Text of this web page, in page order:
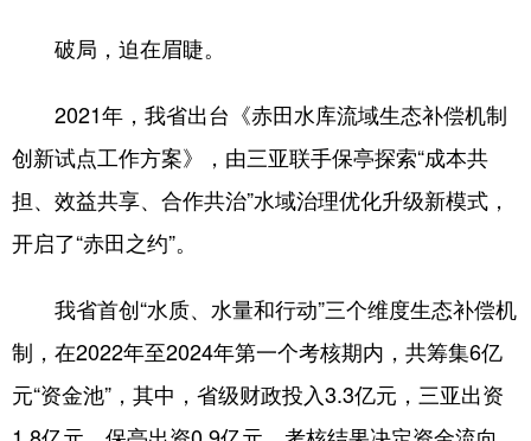
破局，迫在眉睫。
2021年，我省出台《赤田水库流域生态补偿机制
创新试点工作方案》，由三亚联手保亭探索“成本共
担、效益共享、合作共治”水域治理优化升级新模式，
开启了“赤田之约”。
我省首创“水质、水量和行动”三个维度生态补偿机
制，在2022年至2024年第一个考核期内，共筹集6亿
元“资金池”，其中，省级财政投入3.3亿元，三亚出资